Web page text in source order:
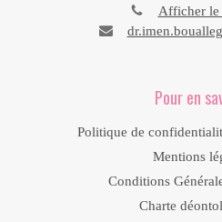
Afficher le
Pour en
Politique de
Mentions
Conditions
Charte